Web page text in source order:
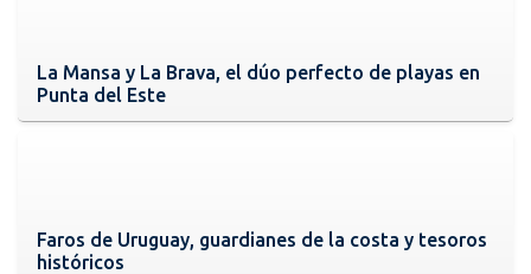
La Mansa y La Brava, el dúo perfecto de playas en
Punta del Este
Faros de Uruguay, guardianes de la costa y tesoros
históricos